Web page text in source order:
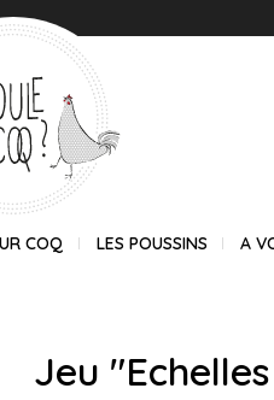
COQ LES POUSSINS A
Jeu